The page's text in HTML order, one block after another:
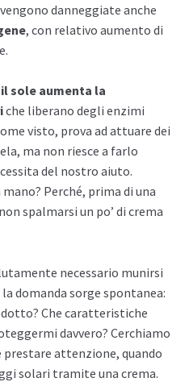
danneggiate anche
, con relativo aumento di
il sole aumenta la
che liberano degli enzimi
visto, prova ad attuare dei
ma non riesce a farlo
del nostro aiuto.
Perché, prima di una
spalmarsi un po’ di crema
necessario munirsi
la domanda sorge spontanea:
Che caratteristiche
davvero? Cerchiamo
prestare attenzione, quando
solari tramite una crema.